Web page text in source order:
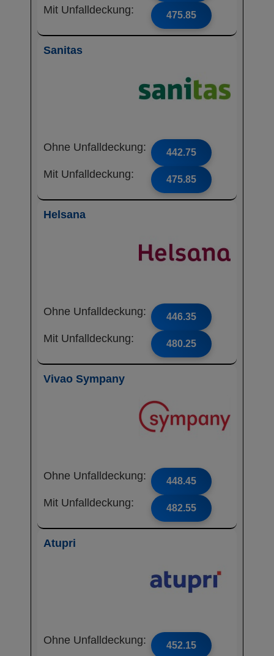
Mit Unfalldeckung: 475.85
Sanitas
Ohne Unfalldeckung: 442.75
Mit Unfalldeckung: 475.85
Helsana
Ohne Unfalldeckung: 446.35
Mit Unfalldeckung: 480.25
Vivao Sympany
Ohne Unfalldeckung: 448.45
Mit Unfalldeckung: 482.55
Atupri
Ohne Unfalldeckung: 452.15